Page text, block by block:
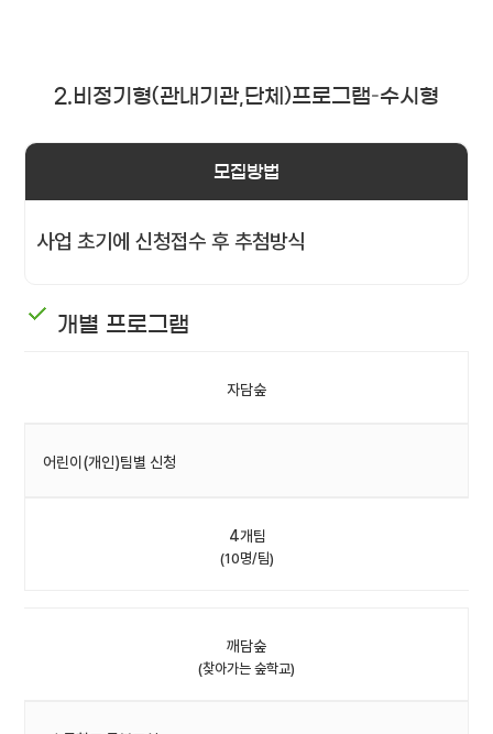
2.비정기형(관내기관,단체)프로그램–수시형
모집방법
사업 초기에 신청접수 후 추첨방식
개별 프로그램
자담숲
어린이(개인)팀별 신청
4개팀
(10명/팀)
깨담숲
(찾아가는 숲학교)